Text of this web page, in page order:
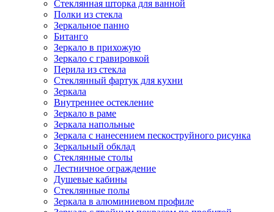
Стеклянная шторка для ванной
Полки из стекла
Зеркальное панно
Битанго
Зеркало в прихожую
Зеркало с гравировкой
Перила из стекла
Стеклянный фартук для кухни
Зеркала
Внутреннее остекление
Зеркало в раме
Зеркала напольные
Зеркала с нанесением пескоструйного рисунка
Зеркальный обклад
Стеклянные столы
Лестничное ограждение
Душевые кабины
Стеклянные полы
Зеркала в алюминиевом профиле